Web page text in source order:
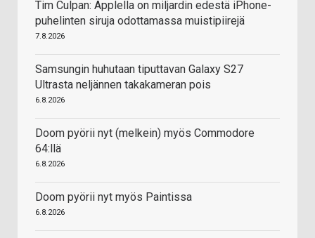
Tim Culpan: Applella on miljardin edestä iPhone-
puhelinten siruja odottamassa muistipiirejä
7.8.2026
Samsungin huhutaan tiputtavan Galaxy S27
Ultrasta neljännen takakameran pois
6.8.2026
Doom pyörii nyt (melkein) myös Commodore
64:llä
6.8.2026
Doom pyörii nyt myös Paintissa
6.8.2026